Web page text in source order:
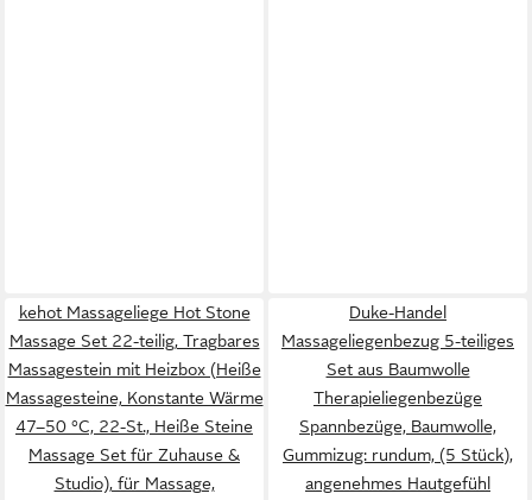
kehot Massageliege Hot Stone
Massage Set 22-teilig, Tragbares
Massagestein mit Heizbox (Heiße
Massagesteine, Konstante Wärme
47–50 °C, 22-St., Heiße Steine
Massage Set für Zuhause &
Studio), für Massage,
Duke-Handel
Massageliegenbezug 5-teiliges
Set aus Baumwolle
Therapieliegenbezüge
Spannbezüge, Baumwolle,
Gummizug: rundum, (5 Stück),
angenehmes Hautgefühl